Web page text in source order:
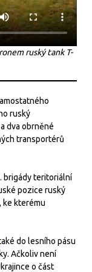
ruský tank T-
ruský
dva obrněné
transportérů
brigády teritoriální
pozice ruský
ke kterému
do lesního pásu
Ačkoliv není
o část